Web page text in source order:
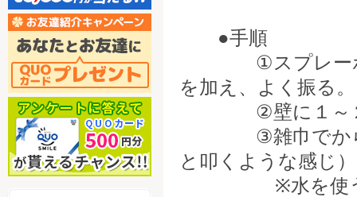
●手順
①スプレーボト
を加え、よく振る。
②壁に１～２度
③雑巾でから拭
と叩くような感じ）
※水を使う場合